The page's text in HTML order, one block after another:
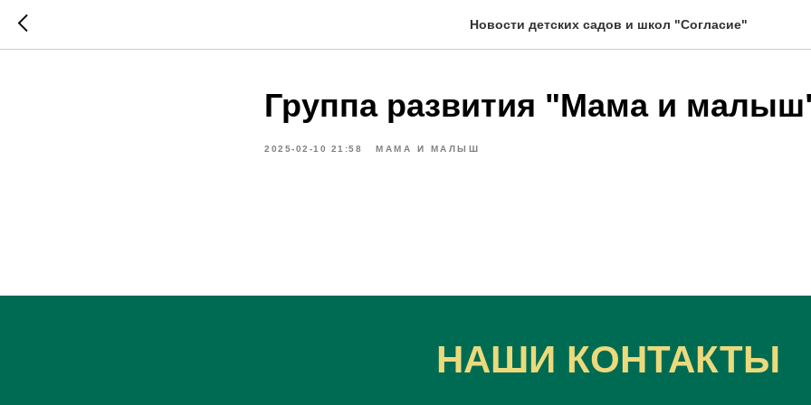
Новости детских садов и школ "Согласие"
Группа развития "Мама и
2025-02-10 21:58 МАМА И МАЛЫШ
НАШИ КОНТАКТЫ